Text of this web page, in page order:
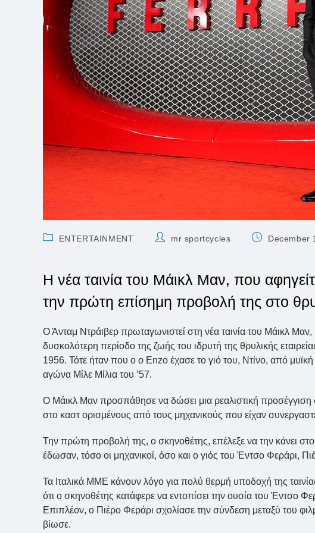
PostENTERTAINMENT
Postmr sportcycles
PostDecember
Η νέα ταινία του Μάικλ Μαν, που
την πρώτη επίσημη προβολή της στο
Ο Άνταμ Ντράιβερ πρωταγωνιστεί στη νέα ταινία του Μάικλ Μαν,
δυσκολότερη περίοδο της ζωής του ιδρυτή της θρυλικής
1956. Τότε ήταν που ο ο Enzo έχασε το γιό του, Ντίνο, από
αγώνα Μίλε Μίλια του ’57.
Ο Μάικλ Μαν προσπάθησε να δώσει μια ρεαλιστική προσέγγιση
στο καστ ορισμένους από τους μηχανικούς που είχαν
Την πρώτη προβολή της, ο σκηνοθέτης, επέλεξε να την κάνει
έδωσαν, τόσο οι μηχανικοί, όσο και ο γιός του Έντσο Φεράρι,
Τα Ιταλικά ΜΜΕ κάνουν λόγο για πολύ θερμή υποδοχή της
ότι ο σκηνοθέτης κατάφερε να εντοπίσει την ουσία του Έντσο
Επιπλέον, ο Πιέρο Φεράρι σχολίασε την σύνδεση μεταξύ του
βίωσε.